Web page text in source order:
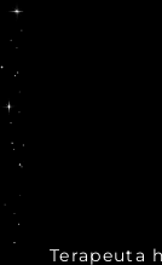
Terapeuta